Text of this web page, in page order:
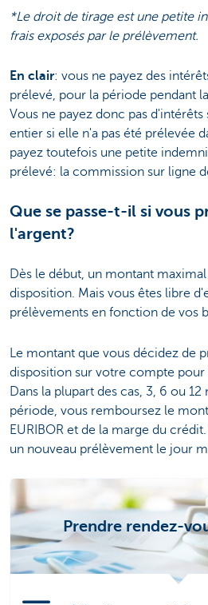
*Le droit de tirage est une petite
frais exposés par le prélèvement.
En clair: vous ne payez des
prélevé, pour la période pendant
Vous ne payez donc pas
entier si elle n'a pas été prélevée
payez toutefois une petite
prélevé: la commission sur ligne
Que se passe-t-il si vous
l'argent?
Dès le début, un montant
disposition. Mais vous êtes libre
prélèvements en fonction de vos
Le montant que vous décidez de
disposition sur votre compte
Dans la plupart des cas, 3, 6 ou
période, vous remboursez le
EURIBOR et de la marge du
un nouveau prélèvement le jour
Prendre rendez-